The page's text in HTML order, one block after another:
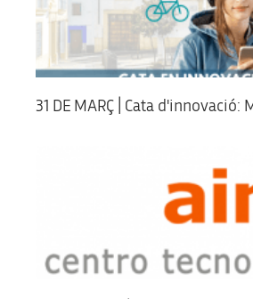
31 DE MARÇ | Cata d'innovació: